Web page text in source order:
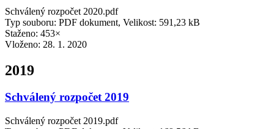
Schválený rozpočet 2020.pdf
Typ souboru: PDF dokument, Velikost: 591,23 kB
Staženo: 453×
Vloženo: 28. 1. 2020
2019
Schválený rozpočet 2019
Schválený rozpočet 2019.pdf